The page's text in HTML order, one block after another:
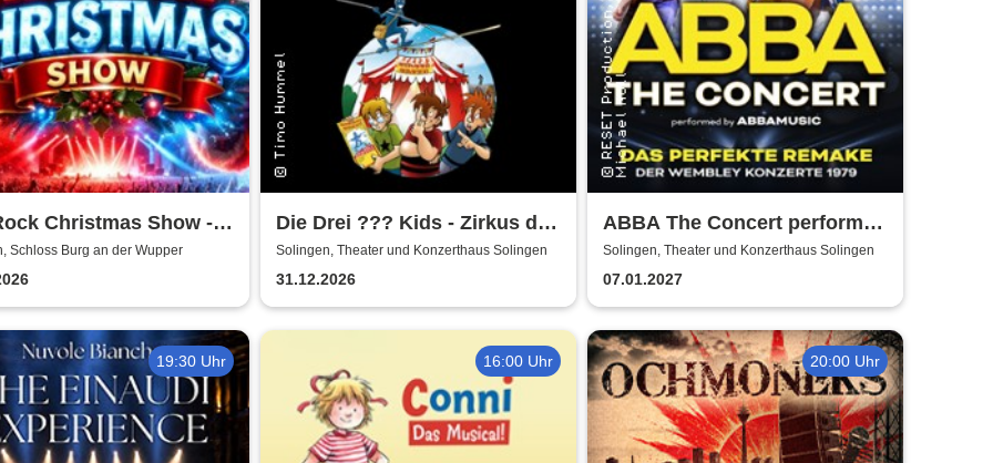
Christmas Show -
Burg an der Wupper
Schloss Burg an der Wupper
Die Drei ??? Kids - Zirkus der
Rätsel
Solingen, Theater und Konzerthaus Solingen
31.12.2026
ABBA The Concert performed
by ABBAMUSIC
Solingen, Theater und Konzerthaus Solingen
07.01.2027
19:30 Uhr 16:00 Uhr 20:00 Uhr